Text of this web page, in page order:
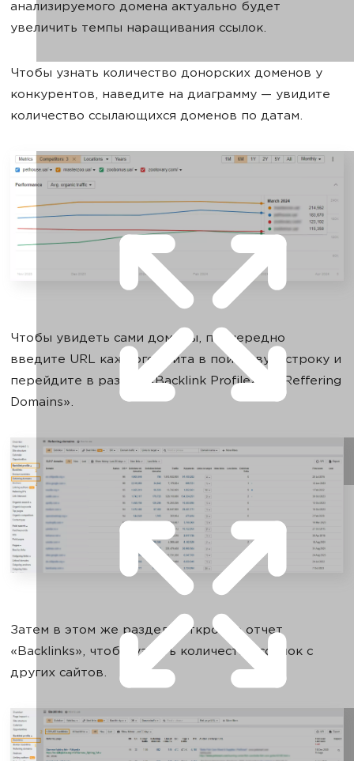
анализируемого домена актуально будет
увеличить темпы наращивания ссылок.
Чтобы узнать количество донорских доменов у
конкурентов, наведите на диаграмму — увидите
количество ссылающихся доменов по датам.
Чтобы увидеть сами домены, поочередно
введите URL каждого сайта в поисковую строку и
перейдите в раздел «Backlink Profile» — «Reffering
Domains».
Затем в этом же разделе откройте отчет
«Backlinks», чтобы узнать количество ссылок с
других сайтов.